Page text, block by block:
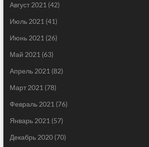
Август 2021 (42)
Июль 2021 (41)
Июнь 2021 (26)
Май 2021 (63)
Апрель 2021 (82)
Март 2021 (78)
Февраль 2021 (76)
Январь 2021 (57)
Декабрь 2020(70)